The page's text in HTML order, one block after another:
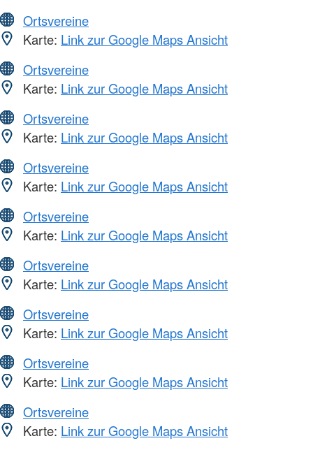
Ortsvereine
Karte: Link zur Google Maps Ansicht
Ortsvereine
Karte: Link zur Google Maps Ansicht
Ortsvereine
Karte: Link zur Google Maps Ansicht
Ortsvereine
Karte: Link zur Google Maps Ansicht
Ortsvereine
Karte: Link zur Google Maps Ansicht
Ortsvereine
Karte: Link zur Google Maps Ansicht
Ortsvereine
Karte: Link zur Google Maps Ansicht
Ortsvereine
Karte: Link zur Google Maps Ansicht
Ortsvereine
Karte: Link zur Google Maps Ansicht